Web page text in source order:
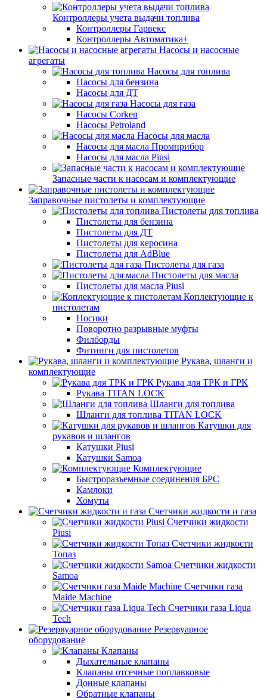
Контроллеры учета выдачи топлива
Контроллеры Гарвекс
Контроллеры Автоматика+
Насосы и насосные
агрегаты
Насосы для топлива
Насосы для бензина
Насосы для ДТ
Насосы для газа
Насосы Corken
Насосы Petroland
Насосы для масла
Насосы для масла Промприбор
Насосы для масла Piusi
Запасные части к насосам и комплектующие
Заправочные пистолеты и комплектующие
Пистолеты для топлива
Пистолеты для бензина
Пистолеты для ДТ
Пистолеты для керосина
Пистолеты для AdBlue
Пистолеты для газа
Пистолеты для масла
Пистолеты для масла Piusi
Коплектующие к
пистолетам
Носики
Поворотно разрывные муфты
Филборды
Фитинги для пистолетов
Рукава, шланги и
комплектующие
Рукава для ТРК и ГРК
Рукава TITAN LOCK
Шланги для топлива
Шланги для топлива TITAN LOCK
Катушки для
рукавов и шлангов
Катушки Piusi
Катушки Samoa
Комплектующие
Быстроразъемные соединения БРС
Камлоки
Хомуты
Счетчики жидкости и газа
Счетчики жидкости
Piusi
Счетчики жидкости
Топаз
Счетчики жидкости
Samoa
Счетчики газа
Maide Machine
Счетчики газа Liqua
Tech
Резервуарное
оборудование
Клапаны
Дыхательные клапаны
Клапаны отсечные поплавковые
Донные клапаны
Обратные клапаны